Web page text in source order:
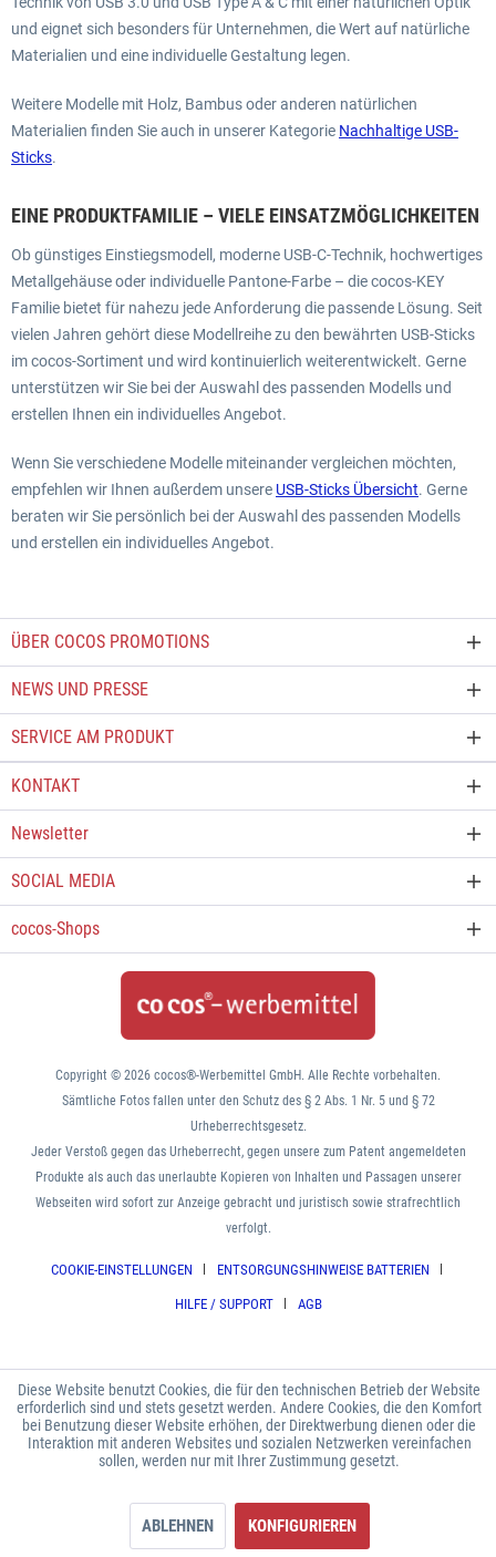
und eignet sich besonders für Unternehmen, die Wert auf natürliche
Materialien und eine individuelle Gestaltung legen.
Weitere Modelle mit Holz, Bambus oder anderen natürlichen
Materialien finden Sie auch in unserer Kategorie Nachhaltige USB-
Sticks.
EINE PRODUKTFAMILIE – VIELE EINSATZMÖGLICHKEITEN
Ob günstiges Einstiegsmodell, moderne USB-C-Technik, hochwertiges
Metallgehäuse oder individuelle Pantone-Farbe – die cocos-KEY
Familie bietet für nahezu jede Anforderung die passende Lösung. Seit
vielen Jahren gehört diese Modellreihe zu den bewährten USB-Sticks
im cocos-Sortiment und wird kontinuierlich weiterentwickelt. Gerne
unterstützen wir Sie bei der Auswahl des passenden Modells und
erstellen Ihnen ein individuelles Angebot.
Wenn Sie verschiedene Modelle miteinander vergleichen möchten,
empfehlen wir Ihnen außerdem unsere USB-Sticks Übersicht. Gerne
beraten wir Sie persönlich bei der Auswahl des passenden Modells
und erstellen ein individuelles Angebot.
ÜBER COCOS PROMOTIONS
NEWS UND PRESSE
SERVICE AM PRODUKT
KONTAKT
Newsletter
SOCIAL MEDIA
cocos-Shops
COOKIE-EINSTELLUNGEN ENTSORGUNGSHINWEISE BATTERIEN
HILFE / SUPPORT AGB
Copyright © 2026 cocos®-Werbemittel GmbH. Alle Rechte vorbehalten.
Sämtliche Fotos fallen unter den Schutz des § 2 Abs. 1 Nr. 5 und § 72
Urheberrechtsgesetz.
Jeder Verstoß gegen das Urheberrecht, gegen unsere zum Patent angemeldeten
Produkte als auch das unerlaubte Kopieren von Inhalten und Passagen unserer
Webseiten wird sofort zur Anzeige gebracht und juristisch sowie strafrechtlich
verfolgt.
Diese Website benutzt Cookies, die für den technischen Betrieb der Website
erforderlich sind und stets gesetzt werden. Andere Cookies, die den Komfort
bei Benutzung dieser Website erhöhen, der Direktwerbung dienen oder die
Interaktion mit anderen Websites und sozialen Netzwerken vereinfachen
sollen, werden nur mit Ihrer Zustimmung gesetzt.
ABLEHNEN KONFIGURIEREN